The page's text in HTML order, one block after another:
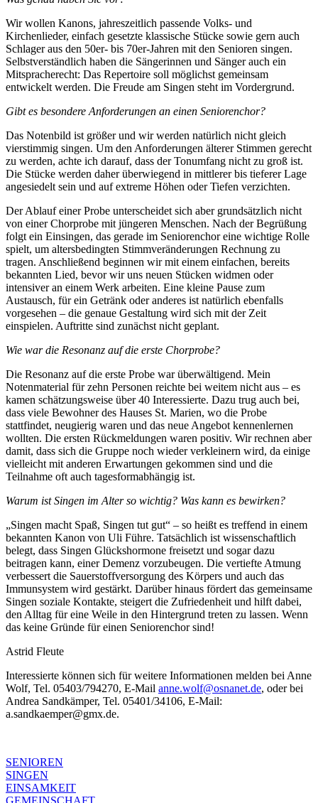
Wir wollen Kanons, jahreszeitlich passende Volks- und
Kirchenlieder, einfach gesetzte klassische Stücke sowie gern auch
Schlager aus den 50er- bis 70er-Jahren mit den Senioren singen.
Selbstverständlich haben die Sängerinnen und Sänger auch ein
Mitspracherecht: Das Repertoire soll möglichst gemeinsam
entwickelt werden. Die Freude am Singen steht im Vordergrund.
Gibt es besondere Anforderungen an einen Seniorenchor?
Das Notenbild ist größer und wir werden natürlich nicht gleich
vierstimmig singen. Um den Anforderungen älterer Stimmen gerecht
zu werden, achte ich darauf, dass der Tonumfang nicht zu groß ist.
Die Stücke werden daher überwiegend in mittlerer bis tieferer Lage
angesiedelt sein und auf extreme Höhen oder Tiefen verzichten.
Der Ablauf einer Probe unterscheidet sich aber grundsätzlich nicht
von einer Chorprobe mit jüngeren Menschen. Nach der Begrüßung
folgt ein Einsingen, das gerade im Seniorenchor eine wichtige Rolle
spielt, um altersbedingten Stimmveränderungen Rechnung zu
tragen. Anschließend beginnen wir mit einem einfachen, bereits
bekannten Lied, bevor wir uns neuen Stücken widmen oder
intensiver an einem Werk arbeiten. Eine kleine Pause zum
Austausch, für ein Getränk oder anderes ist natürlich ebenfalls
vorgesehen – die genaue Gestaltung wird sich mit der Zeit
einspielen. Auftritte sind zunächst nicht geplant.
Wie war die Resonanz auf die erste Chorprobe?
Die Resonanz auf die erste Probe war überwältigend. Mein
Notenmaterial für zehn Personen reichte bei weitem nicht aus – es
kamen schätzungsweise über 40 Interessierte. Dazu trug auch bei,
dass viele Bewohner des Hauses St. Marien, wo die Probe
stattfindet, neugierig waren und das neue Angebot kennenlernen
wollten. Die ersten Rückmeldungen waren positiv. Wir rechnen aber
damit, dass sich die Gruppe noch wieder verkleinern wird, da einige
vielleicht mit anderen Erwartungen gekommen sind und die
Teilnahme oft auch tagesformabhängig ist.
Warum ist Singen im Alter so wichtig? Was kann es bewirken?
„Singen macht Spaß, Singen tut gut“ – so heißt es treffend in einem
bekannten Kanon von Uli Führe. Tatsächlich ist wissenschaftlich
belegt, dass Singen Glückshormone freisetzt und sogar dazu
beitragen kann, einer Demenz vorzubeugen. Die vertiefte Atmung
verbessert die Sauerstoffversorgung des Körpers und auch das
Immunsystem wird gestärkt. Darüber hinaus fördert das gemeinsame
Singen soziale Kontakte, steigert die Zufriedenheit und hilft dabei,
den Alltag für eine Weile in den Hintergrund treten zu lassen. Wenn
das keine Gründe für einen Seniorenchor sind!
Astrid Fleute
Interessierte können sich für weitere Informationen melden bei Anne
Wolf, Tel. 05403/794270, E-Mail anne.wolf@osnanet.de, oder bei
Andrea Sandkämper, Tel. 05401/34106, E-Mail:
a.sandkaemper@gmx.de.
SENIOREN
SINGEN
EINSAMKEIT
GEMEINSCHAFT